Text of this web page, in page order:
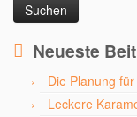
Neueste
Die Planung
Leckere